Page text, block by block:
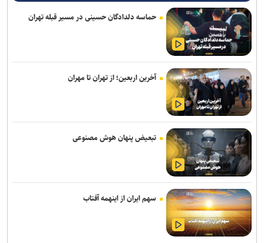
حماسه دلدادگان حسینی در مسیر قبله تهران
آخرین اربعین؛ از تهران تا مهران
تبعیض پنهان هوش مصنوعی
سهم ایران از اینهمه آفتاب